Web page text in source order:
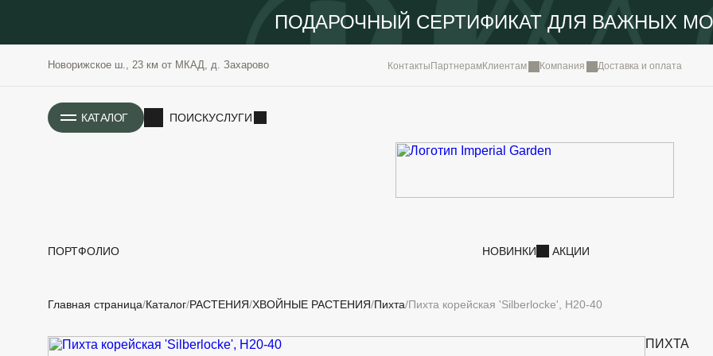
ПОДАРОЧНЫЙ СЕРТИФИКАТ ДЛЯ ВАЖНЫХ
Новорижское ш., 23 км от МКАД, д. Захарово Контакты ПартнерамКлиентам Компания Доставка и оплата
КАТАЛОГ ПОИСКУСЛУГИ
ПОРТФОЛИО НОВИНКИ АКЦИИ
РАСТЕНИЯ
ОЗЕЛЕНЕНИЕ
ИСТОРИЯ
Главная страница Каталог РАСТЕНИЯ ХВОЙНЫЕ РАСТЕНИЯ Пихта Пихта корейская 'Silberlocke', H20-40
ПИХТА